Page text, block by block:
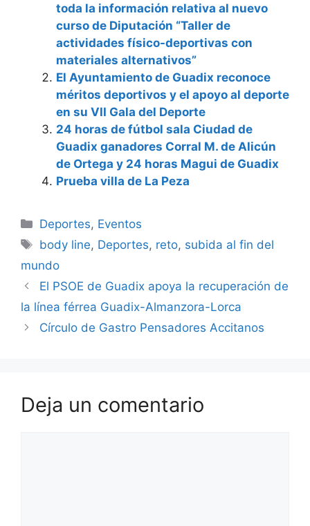
toda la información relativa al nuevo
curso de Diputación “Taller de
actividades físico-deportivas con
materiales alternativos”
El Ayuntamiento de Guadix reconoce
méritos deportivos y el apoyo al deporte
en su VII Gala del Deporte
24 horas de fútbol sala Ciudad de
Guadix ganadores Corral M. de Alicún
de Ortega y 24 horas Magui de Guadix
Prueba villa de La Peza
Categorías
Deportes, Eventos
Etiquetas
body line, Deportes, reto, subida al fin del
mundo
El PSOE de Guadix apoya la recuperación de
la línea férrea Guadix-Almanzora-Lorca
Círculo de Gastro Pensadores Accitanos
Deja un comentario